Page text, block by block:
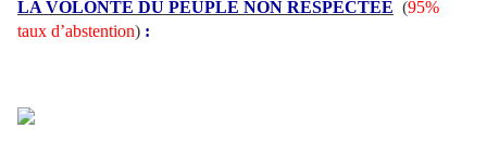
LA VOLONTE DU PEUPLE NON RESPECTÉE (95%
taux d’abstention) :